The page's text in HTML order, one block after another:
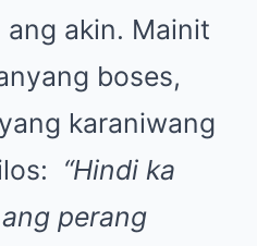
ang akin. Mainit
boses,
karaniwang
“Hindi ka
perang